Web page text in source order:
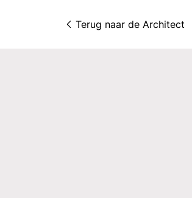
Terug naar de Architect